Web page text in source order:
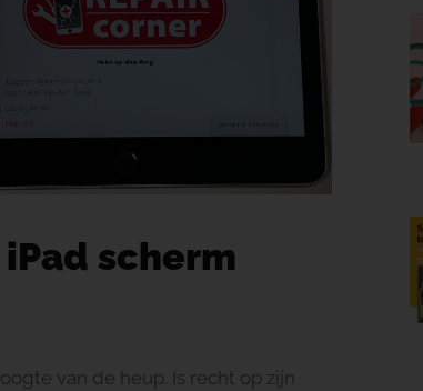
scherm
van de heup. Is recht op zijn